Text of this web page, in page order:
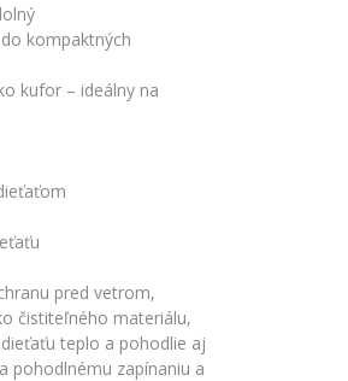
kompaktných
kufor – ideálny na
pred vetrom,
čistiteľného materiálu,
teplo a pohodlie aj
pohodlnému zapínaniu a